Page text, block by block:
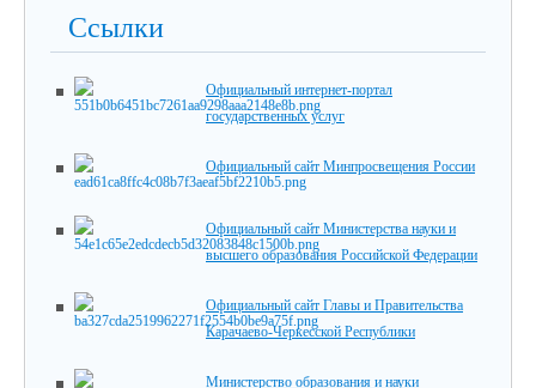
Ссылки
Официальный интернет-портал
государственных услуг
Официальный сайт Минпросвещения России
Официальный сайт Министерства науки и
высшего образования Российской Федерации
Официальный сайт Главы и Правительства
Карачаево-Черкесской Республики
Министерство образования и науки